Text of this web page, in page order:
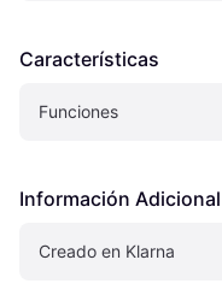
Características
Funciones
Información Adicional
Creado en Klarna